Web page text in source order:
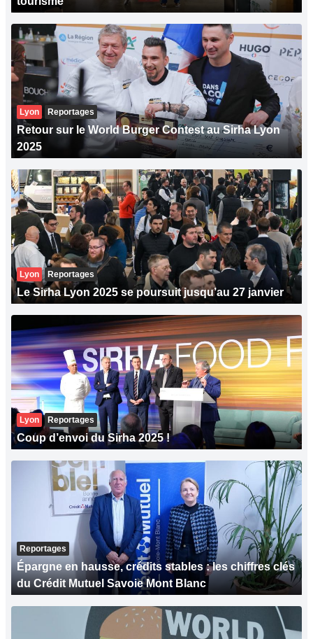
Lyon Reportages
Retour sur le World Burger Contest au Sirha Lyon
2025
Lyon Reportages
Le Sirha Lyon 2025 se poursuit jusqu’au 27 janvier
Lyon Reportages
Coup d’envoi du Sirha 2025 !
Reportages
Épargne en hausse, crédits stables : les chiffres clés
du Crédit Mutuel Savoie Mont Blanc